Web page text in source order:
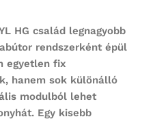
HG család legnagyobb
rendszerként épül
egyetlen fix
hanem sok különálló
modulból lehet
Egy kisebb